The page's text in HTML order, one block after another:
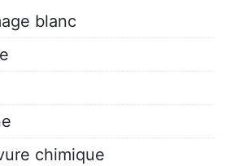
blanc
chimique